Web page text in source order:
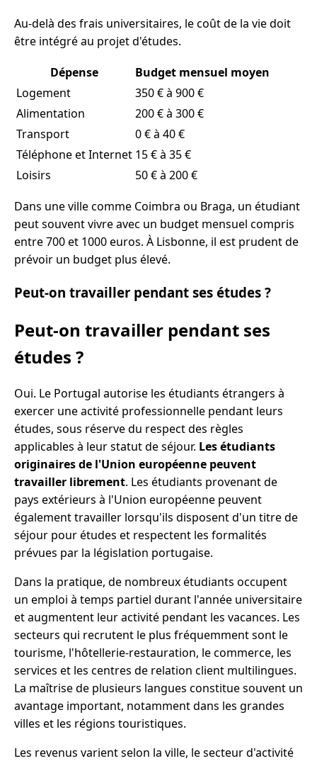
Au-delà des frais universitaires, le coût de la vie doit
être intégré au projet d'études.
Dépense
Budget mensuel moyen
Logement
350 € à 900 €
Alimentation
200 € à 300 €
Transport
0 € à 40 €
Téléphone et Internet 15 € à 35 €
Loisirs
50 € à 200 €
Dans une ville comme Coimbra ou Braga, un étudiant
peut souvent vivre avec un budget mensuel compris
entre 700 et 1000 euros. À Lisbonne, il est prudent de
prévoir un budget plus élevé.
Peut-on travailler pendant ses études ?
Peut-on travailler pendant ses
études ?
Oui. Le Portugal autorise les étudiants étrangers à
exercer une activité professionnelle pendant leurs
études, sous réserve du respect des règles
applicables à leur statut de séjour. Les étudiants
originaires de l'Union européenne peuvent
travailler librement. Les étudiants provenant de
pays extérieurs à l'Union européenne peuvent
également travailler lorsqu'ils disposent d'un titre de
séjour pour études et respectent les formalités
prévues par la législation portugaise.
Dans la pratique, de nombreux étudiants occupent
un emploi à temps partiel durant l'année universitaire
et augmentent leur activité pendant les vacances. Les
secteurs qui recrutent le plus fréquemment sont le
tourisme, l'hôtellerie-restauration, le commerce, les
services et les centres de relation client multilingues.
La maîtrise de plusieurs langues constitue souvent un
avantage important, notamment dans les grandes
villes et les régions touristiques.
Les revenus varient selon la ville, le secteur d'activité